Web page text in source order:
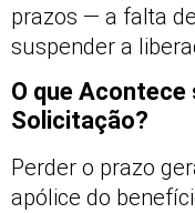
prazos — a falta
suspender a
O que Acontece
Solicitação?
Perder o prazo
apólice do